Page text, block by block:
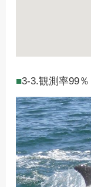
3-3.観測率99